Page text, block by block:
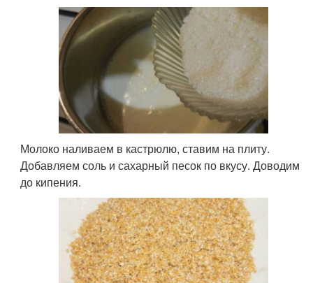
Молоко наливаем в кастрюлю, ставим на плиту.
Добавляем соль и сахарный песок по вкусу. Доводим
до кипения.